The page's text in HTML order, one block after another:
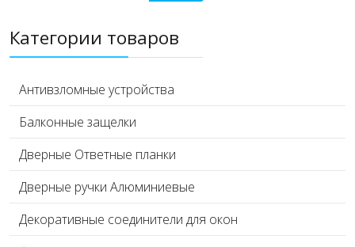
Категории товаров
Антивзломные устройства
Балконные защелки
Дверные Ответные планки
Дверные ручки Алюминиевые
Декоративные соединители для окон